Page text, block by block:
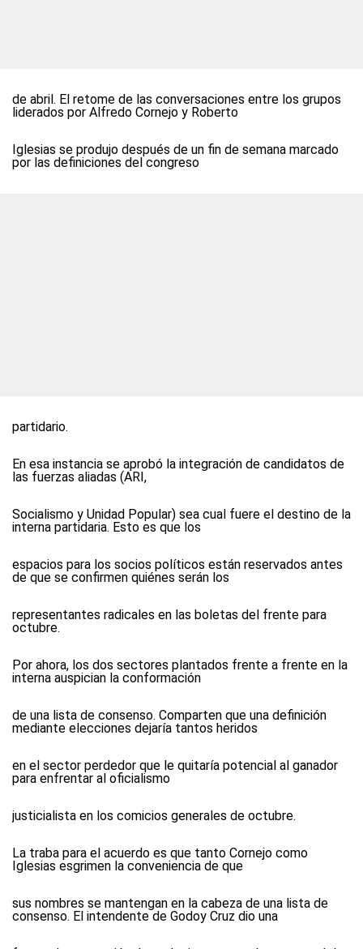
de abril. El retome de las conversaciones entre los grupos
liderados por Alfredo Cornejo y Roberto
Iglesias se produjo después de un fin de semana marcado
por las definiciones del congreso
partidario.
En esa instancia se aprobó la integración de candidatos de
las fuerzas aliadas (ARI,
Socialismo y Unidad Popular) sea cual fuere el destino de la
interna partidaria. Esto es que los
espacios para los socios políticos están reservados antes
de que se confirmen quiénes serán los
representantes radicales en las boletas del frente para
octubre.
Por ahora, los dos sectores plantados frente a frente en la
interna auspician la conformación
de una lista de consenso. Comparten que una definición
mediante elecciones dejaría tantos heridos
en el sector perdedor que le quitaría potencial al ganador
para enfrentar al oficialismo
justicialista en los comicios generales de octubre.
La traba para el acuerdo es que tanto Cornejo como
Iglesias esgrimen la conveniencia de que
sus nombres se mantengan en la cabeza de una lista de
consenso. El intendente de Godoy Cruz dio una